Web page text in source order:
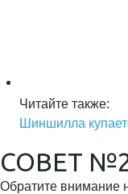
Читайте также:
Шиншилла
СОВЕТ
Обратите внимание